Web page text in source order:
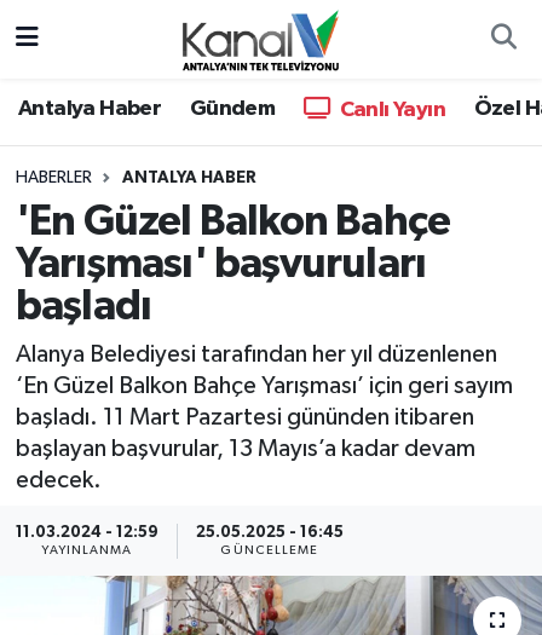
Antalya Haber Gündem Canlı Yayın Özel
HABERLER ANTALYA HABER
'En Güzel Balkon Bahçe
Yarışması' başvuruları
başladı
Alanya Belediyesi tarafından her yıl düzenlenen
‘En Güzel Balkon Bahçe Yarışması’ için geri sayım
başladı. 11 Mart Pazartesi gününden itibaren
başlayan başvurular, 13 Mayıs’a kadar devam
edecek.
11.03.2024 - 12:59
YAYINLANMA
25.05.2025 - 16:45
GÜNCELLEME
Antalya Haber
Dünya
Eğitim
Gündem
Günün Manşetleri
Haber Kuşakları
Haberler
Hava Durumu
Trafik Durumu
Süper Lig Puan Durumu ve Fikstür
Son Dakika Haberleri
Haber Arşivi